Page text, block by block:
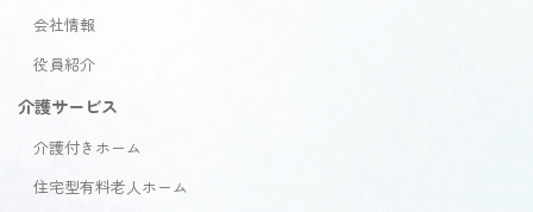
会社情報
役員紹介
介護サービス
介護付きホーム
住宅型有料老人ホーム